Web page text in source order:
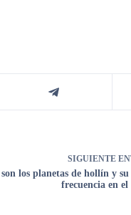
SIGUIENTE
los planetas de hollín y su
frecuencia en el